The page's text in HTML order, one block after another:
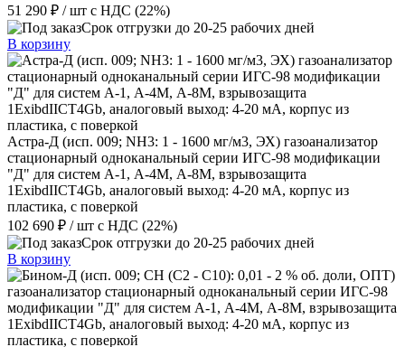
51 290 ₽ / шт с НДС (22%)
Срок отгрузки до 20-25 рабочих дней
В корзину
Астра-Д (исп. 009; NН3: 1 - 1600 мг/м3, ЭХ) газоанализатор
стационарный одноканальный серии ИГС-98 модификации
"Д" для систем А-1, А-4М, А-8М, взрывозащита
1ExibdIICT4Gb, аналоговый выход: 4-20 мА, корпус из
пластика, с поверкой
102 690 ₽ / шт с НДС (22%)
Срок отгрузки до 20-25 рабочих дней
В корзину